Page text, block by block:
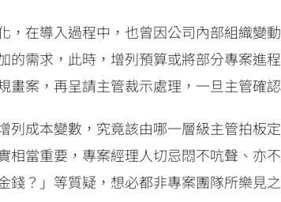
，在導入過程中，也曾因公司內部組織變
的需求，此時，增列預算或將部分專案進
畫案，再呈請主管裁示處理，一旦主管確
列成本變數，究竟該由哪一層級主管拍板
相當重要，專案經理人切忌悶不吭聲、亦
錢？」等質疑，想必都非專案團隊所樂見之